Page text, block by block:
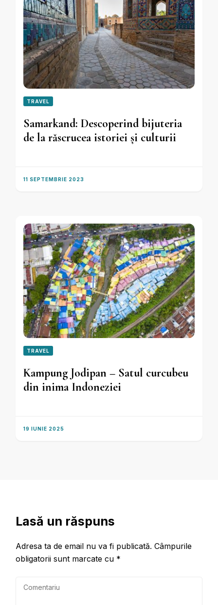
TRAVEL
Samarkand: Descoperind bijuteria
de la răscrucea istoriei și culturii
11 SEPTEMBRIE 2023
TRAVEL
Kampung Jodipan – Satul curcubeu
din inima Indoneziei
19 IUNIE 2025
Lasă un răspuns
Adresa ta de email nu va fi publicată. Câmpurile
obligatorii sunt marcate cu *